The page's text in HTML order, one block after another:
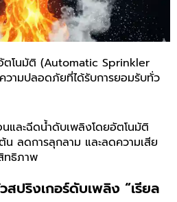
ตโนมัติ (Automatic Sprinkler
วามปลอดภัยที่ได้รับการยอมรับทั่ว
และฉีดน้ำดับเพลิงโดยอัตโนมัติ
ลดการลุกลาม และลดความเสีย
ทธิภาพ
ปริงเกอร์ดับเพลิง “เรียล